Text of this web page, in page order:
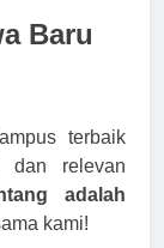
Baru
terbaik
dan relevan
adalah
kami!